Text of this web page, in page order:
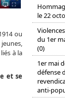
ou
à la
et se
le 22
du 1er
(0)
1er mai
défense
anti-